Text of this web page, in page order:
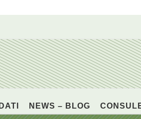
NEWS – BLOG